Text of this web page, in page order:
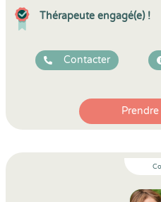
Thérapeute engagé(e) !
Contacter